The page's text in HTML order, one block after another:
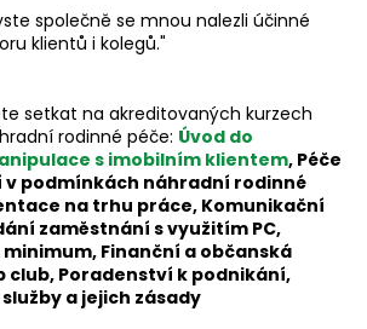
společně se mnou nalezli účinné
klientů i kolegů."
setkat na akreditovaných kurzech
rodinné péče: Úvod do
s imobilním klientem, Péče
v podmínkách náhradní rodinné
na trhu práce, Komunikační
zaměstnání s využitím PC,
Finanční a občanská
club, Poradenství k podnikání,
a jejich zásady
HLEDAT